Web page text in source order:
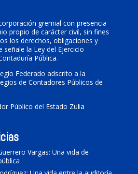
gremial con presencia
propio de carácter civil, sin fines
los derechos, obligaciones y
señale la Ley del Ejercicio
Pública.
Federado adscrito a la
de Contadores Públicos de
Público del Estado Zulia
Vargas: Una vida de